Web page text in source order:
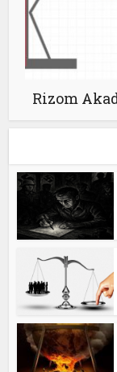
Rizom